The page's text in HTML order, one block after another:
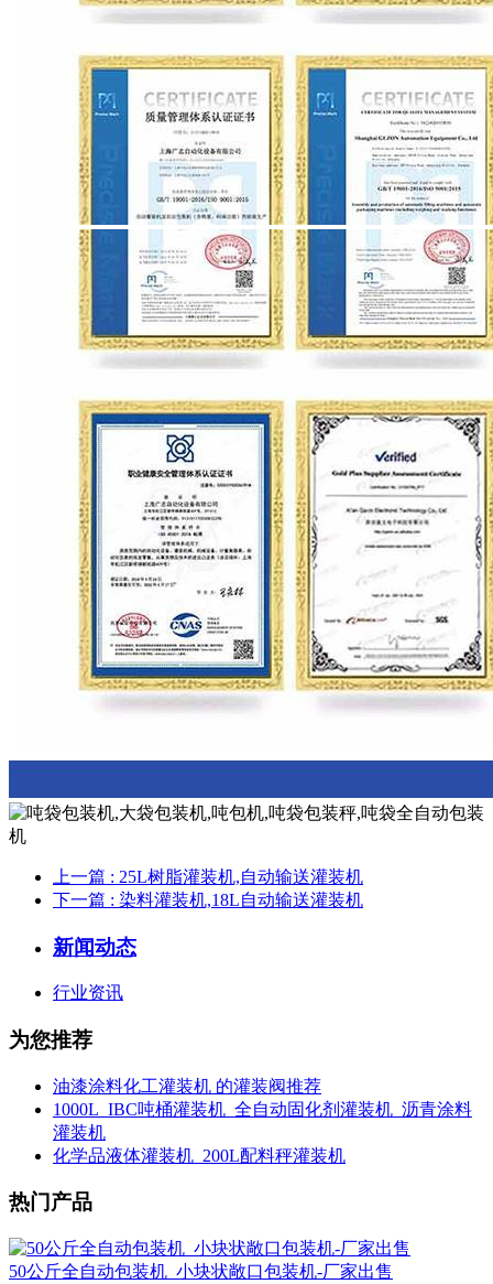
上一篇 : 25L树脂灌装机,自动输送灌装机
下一篇 : 染料灌装机,18L自动输送灌装机
新闻动态
行业资讯
为您推荐
油漆涂料化工灌装机 的灌装阀推荐
1000L_IBC吨桶灌装机_全自动固化剂灌装机_沥青涂料
灌装机
化学品液体灌装机_200L配料秤灌装机
热门产品
50公斤全自动包装机_小块状敞口包装机-厂家出售